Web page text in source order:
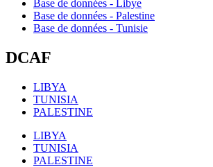
Base de données - Libye
Base de données - Palestine
Base de données - Tunisie
DCAF
LIBYA
TUNISIA
PALESTINE
LIBYA
TUNISIA
PALESTINE